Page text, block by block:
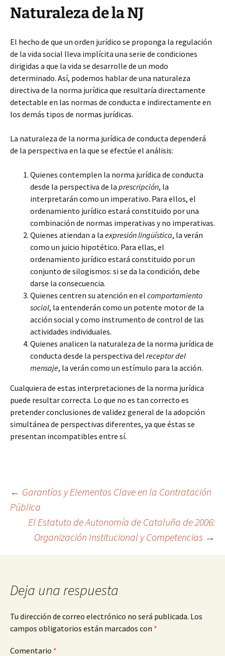
Naturaleza de la NJ
El hecho de que un orden jurídico se proponga la regulación
de la vida social lleva implícita una serie de condiciones
dirigidas a que la vida se desarrolle de un modo
determinado. Así, podemos hablar de una naturaleza
directiva de la norma jurídica que resultaría directamente
detectable en las normas de conducta e indirectamente en
los demás tipos de normas jurídicas.
La naturaleza de la norma jurídica de conducta dependerá
de la perspectiva en la que se efectúe el análisis:
Quienes contemplen la norma jurídica de conducta
desde la perspectiva de la prescripción, la
interpretarán como un imperativo. Para ellos, el
ordenamiento jurídico estará constituido por una
combinación de normas imperativas y no imperativas.
Quienes atiendan a la expresión lingüística, la verán
como un juicio hipotético. Para ellas, el
ordenamiento jurídico estará constituido por un
conjunto de silogismos: si se da la condición, debe
darse la consecuencia.
Quienes centren su atención en el comportamiento
social, la entenderán como un potente motor de la
acción social y como instrumento de control de las
actividades individuales.
Quienes analicen la naturaleza de la norma jurídica de
conducta desde la perspectiva del receptor del
mensaje, la verán como un estímulo para la acción.
Cualquiera de estas interpretaciones de la norma jurídica
puede resultar correcta. Lo que no es tan correcto es
pretender conclusiones de validez general de la adopción
simultánea de perspectivas diferentes, ya que éstas se
presentan incompatibles entre sí.
Navegación
entradas
← Garantías y Elementos Clave en la Contratación
Pública
El Estatuto de Autonomía de Cataluña de 2006:
Organización Institucional y Competencias →
Deja una respuesta
Tu dirección de correo electrónico no será publicada. Los
campos obligatorios están marcados con *
Comentario *